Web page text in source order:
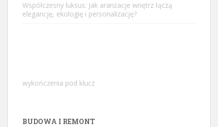
Współczesny luksus: Jak aranżacje wnętrz łączą
elegancję, ekologię i personalizację?
wykończenia pod klucz
BUDOWA I REMONT